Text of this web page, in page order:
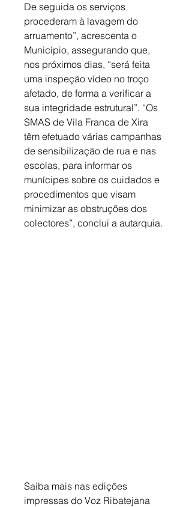
De seguida os serviços
procederam à lavagem do
arruamento”, acrescenta o
Município, assegurando que,
nos próximos dias, “será feita
uma inspeção vídeo no troço
afetado, de forma a verificar a
sua integridade estrutural”. “Os
SMAS de Vila Franca de Xira
têm efetuado várias campanhas
de sensibilização de rua e nas
escolas, para informar os
munícipes sobre os cuidados e
procedimentos que visam
minimizar as obstruções dos
colectores”, conclui a autarquia.
Saiba mais nas edições
impressas do Voz Ribatejana